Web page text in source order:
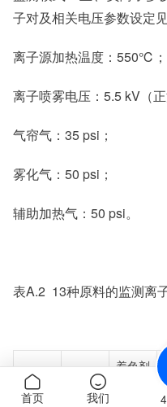
子对及相关电压参数设定
离子源加热温度：550℃；
离子喷雾电压：5.5 kV（
气帘气：35 psi；
雾化气：50 psi；
辅助加热气：50 psi。
表A.2 13种原料的监测离
序号
着色剂
索引号
着色剂
首页 我们